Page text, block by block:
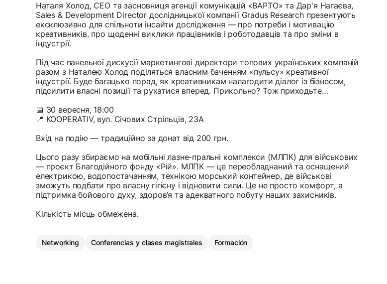
Наталя Холод, CEO та засновниця агенції комунікацій «ВАРТО» та Дар'я Нагаєва,
Sales & Development Director дослідницької компанії Gradus Research презентують
ексклюзивно для спільноти інсайти дослідження — про потреби і мотивацію
креативників, про щоденні виклики працівників і роботодавців та про зміни в
індустрії.
Під час панельної дискусії маркетингові директори топових українських компаній
разом з Наталею Холод поділяться власним баченням «пульсу» креативної
індустрії. Буде багацько порад, як креативникам налагодити діалог із бізнесом,
підсилити власні позиції та рухатися вперед. Прикольно? Тож приходьте…
📅 30 вересня, 18:00
📍 KOOPERATIV, вул. Січових Стрільців, 23A
Вхід на подію — традиційно за донат від 200 грн.
Цього разу збираємо на мобільні лазне-пральні комплекси (МЛПК) для військових
— проєкт Благодійного фонду «Рій». МЛПК — це переобладнаний та оснащений
електрикою, водопостачанням, технікою морський контейнер, де військові
зможуть подбати про власну гігієну і відновити сили. Це не просто комфорт, а
підтримка бойового духу, здоров’я та адекватного побуту наших захисників.
Кількість місць обмежена.
Networking Conferencias y clases magistrales Formación